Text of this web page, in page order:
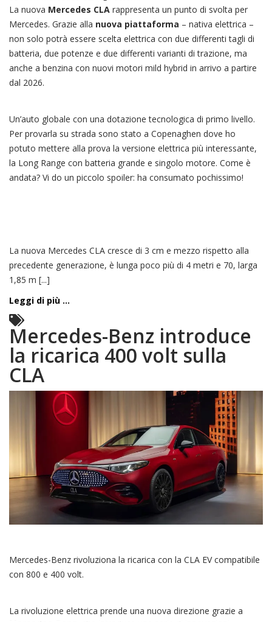
La nuova Mercedes CLA rappresenta un punto di svolta per
Mercedes. Grazie alla nuova piattaforma – nativa elettrica –
non solo potrà essere scelta elettrica con due differenti tagli di
batteria, due potenze e due differenti varianti di trazione, ma
anche a benzina con nuovi motori mild hybrid in arrivo a partire
dal 2026.
Un’auto globale con una dotazione tecnologica di primo livello.
Per provarla su strada sono stato a Copenaghen dove ho
potuto mettere alla prova la versione elettrica più interessante,
la Long Range con batteria grande e singolo motore. Come è
andata? Vi do un piccolo spoiler: ha consumato pochissimo!
La nuova Mercedes CLA cresce di 3 cm e mezzo rispetto alla
precedente generazione, è lunga poco più di 4 metri e 70, larga
1,85 m [...]
Leggi di più ...
Mercedes-Benz introduce
la ricarica 400 volt sulla
CLA
Mercedes-Benz rivoluziona la ricarica con la CLA EV compatibile
con 800 e 400 volt.
La rivoluzione elettrica prende una nuova direzione grazie a